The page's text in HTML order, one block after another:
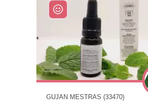
GUJAN MESTRAS (33470)